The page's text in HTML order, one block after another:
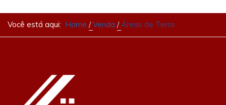
Você está aqui: Home Venda Áreas de Terra